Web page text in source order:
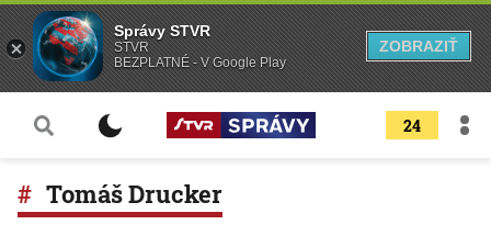
24
Tomáš Drucker
Správy STVR
STVR
BEZPLATNÉ - V Google Play
ZOBRAZIŤ